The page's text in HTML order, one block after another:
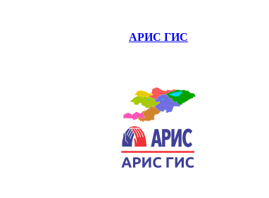
АРИС ГИС